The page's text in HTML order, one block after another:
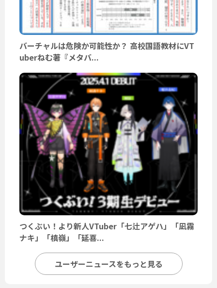
バーチャルは危険か可能性か？ 高校国語教材にVT
uberねむ著『メタバ...
つくぶい！より新人VTuber「七辻アゲハ」「凪霧
ナキ」「槙嶺」「延喜...
ユーザーニュースをもっと見る